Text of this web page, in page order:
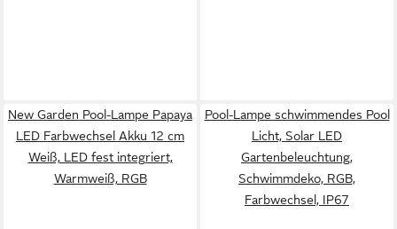
New Garden Pool-Lampe Papaya
LED Farbwechsel Akku 12 cm
Weiß, LED fest integriert,
Warmweiß, RGB
Pool-Lampe schwimmendes Pool
Licht, Solar LED
Gartenbeleuchtung,
Schwimmdeko, RGB,
Farbwechsel, IP67